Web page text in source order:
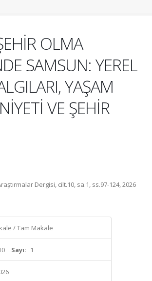
OLMA
SAMSUN: YEREL
YAŞAM
VE ŞEHİR
Dergisi, cilt.10, sa.1, ss.97-124, 2026
/ Tam Makale
Sayı: 1